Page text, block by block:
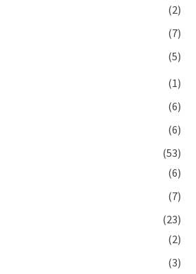
(2)
(7)
(5)
(1)
(6)
(6)
(53)
(6)
(7)
(23)
(2)
(3)